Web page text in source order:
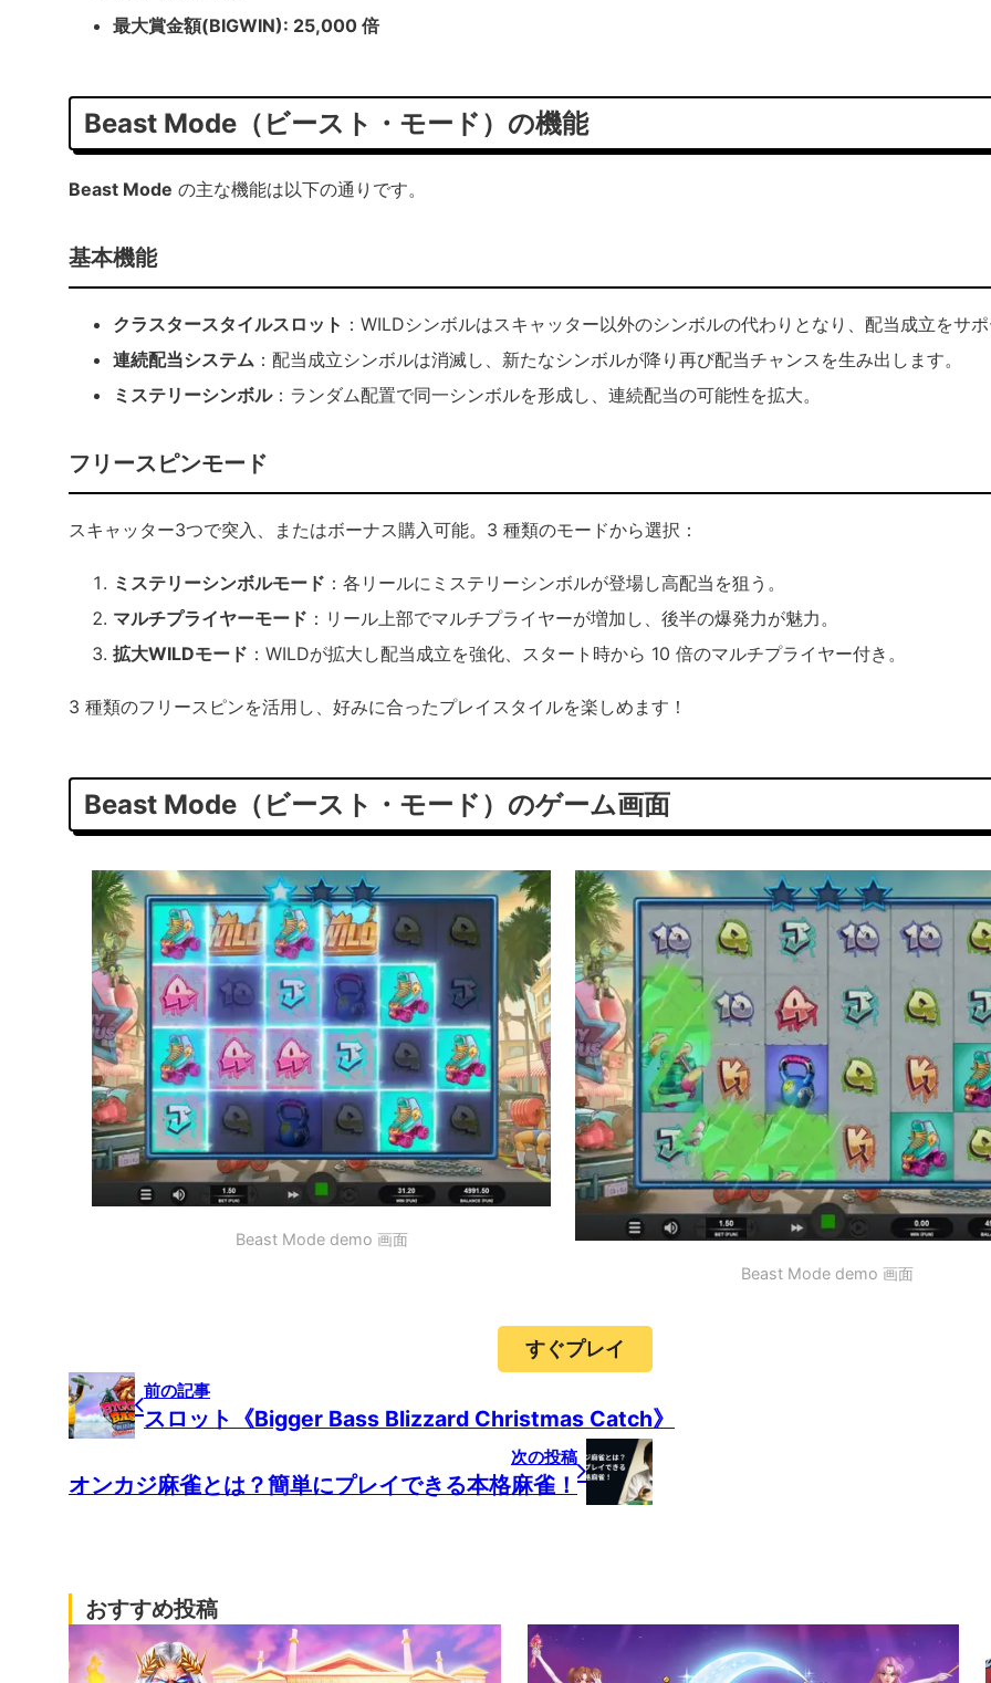
最大賞金額(BIGWIN): 25,000 倍
Beast Mode（ビースト・モード） の機能
Beast Mode の主な機能は以下の通りです。
基本機能
クラスタースタイルスロット ：WILDシンボルはスキャッター以外のシンボルの代わりとなり、配当成立をサ
連続配当システム ：配当成立シンボルは消滅し、新たなシンボルが降り再び配当チャンスを生み出します。
ミステリーシンボル：ランダム配置で同一シンボルを形成し、連続配当の可能性を拡大。
フリースピンモード
スキャッター3つで突入、またはボーナス購入可能。3 種類のモードから選択：
ミステリーシンボルモード ：各リールにミステリーシンボルが登場し高配当を狙う。
マルチプライヤーモード ：リール上部でマルチプライヤーが増加し、後半の爆発力が魅力。
拡大WILDモード ：WILDが拡大し配当成立を強化、スタート時から 10 倍のマルチプライヤー付き。
3 種類のフリースピンを活用し、好みに合ったプレイスタイルを楽しめます！
Beast Mode（ビースト・モード） のゲーム画面
Beast Mode demo 画面
Beast Mode demo 画面
すぐプレイ
前の記事
スロット《Bigger Bass Blizzard Christmas Catch》
次の投稿
オンカジ麻雀とは？簡単にプレイできる本格麻雀！
おすすめ投稿